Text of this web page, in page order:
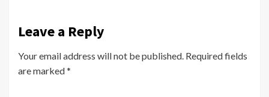
Leave a Reply
Your email address will not be published. Required fields
are marked*